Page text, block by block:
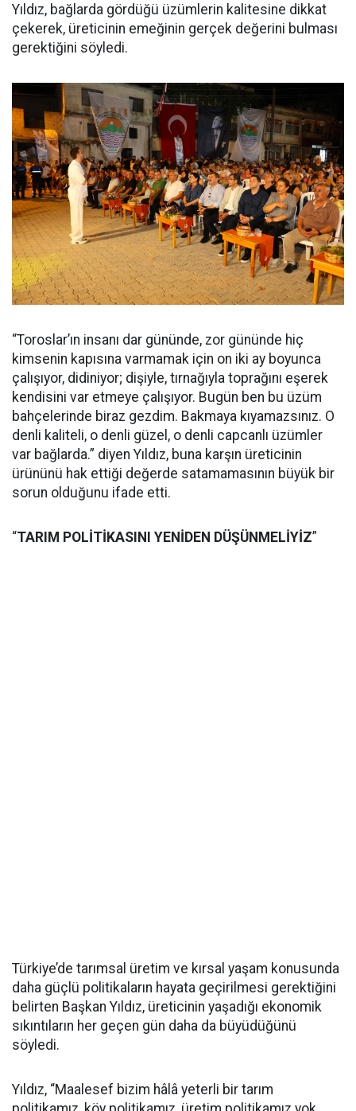
Yıldız, bağlarda gördüğü üzümlerin kalitesine dikkat
çekerek, üreticinin emeğinin gerçek değerini bulması
gerektiğini söyledi.
“Toroslar’ın insanı dar gününde, zor gününde hiç
kimsenin kapısına varmamak için on iki ay boyunca
çalışıyor, didiniyor; dişiyle, tırnağıyla toprağını eşerek
kendisini var etmeye çalışıyor. Bugün ben bu üzüm
bahçelerinde biraz gezdim. Bakmaya kıyamazsınız. O
denli kaliteli, o denli güzel, o denli capcanlı üzümler
var bağlarda.” diyen Yıldız, buna karşın üreticinin
ürününü hak ettiği değerde satamamasının büyük bir
sorun olduğunu ifade etti.
“TARIM POLİTİKASINI YENİDEN DÜŞÜNMELİYİZ”
Türkiye’de tarımsal üretim ve kırsal yaşam konusunda
daha güçlü politikaların hayata geçirilmesi gerektiğini
belirten Başkan Yıldız, üreticinin yaşadığı ekonomik
sıkıntıların her geçen gün daha da büyüdüğünü
söyledi.
Yıldız, “Maalesef bizim hâlâ yeterli bir tarım